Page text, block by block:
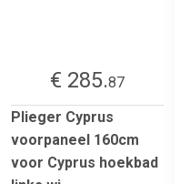
€ 285.87
Plieger Cyprus
voorpaneel 160cm
voor Cyprus hoekbad